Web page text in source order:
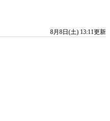
8月8日(土) 13:11更新